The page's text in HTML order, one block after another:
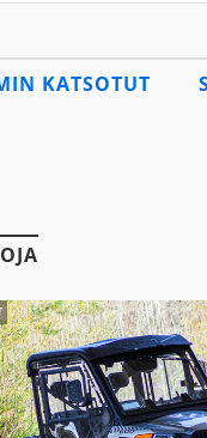
KATSOTUT